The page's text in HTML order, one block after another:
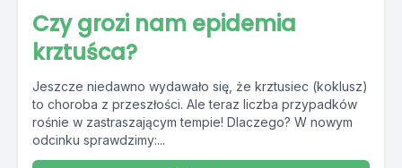
Czy grozi nam epidemia
krztuśca?
Jeszcze niedawno wydawało się, że krztusiec (koklusz)
to choroba z przeszłości. Ale teraz liczba przypadków
rośnie w zastraszającym tempie! Dlaczego? W nowym
odcinku sprawdzimy:...